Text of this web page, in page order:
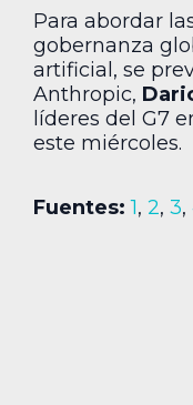
Para abordar
gobernanza
artificial, se
Anthropic,
líderes del G7
este miércoles.
Fuentes: 1, 2, 3,